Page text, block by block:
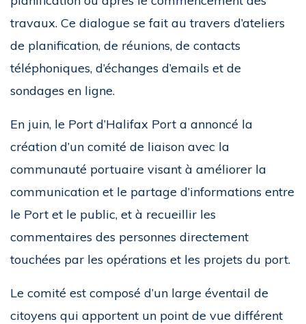
travaux. Ce dialogue se fait au travers d’ateliers
de planification, de réunions, de contacts
téléphoniques, d’échanges d’emails et de
sondages en ligne.
En juin, le Port d’Halifax Port a annoncé la
création d’un comité de liaison avec la
communauté portuaire visant à améliorer la
communication et le partage d’informations entre
le Port et le public, et à recueillir les
commentaires des personnes directement
touchées par les opérations et les projets du port.
Le comité est composé d’un large éventail de
citoyens qui apportent un point de vue différent